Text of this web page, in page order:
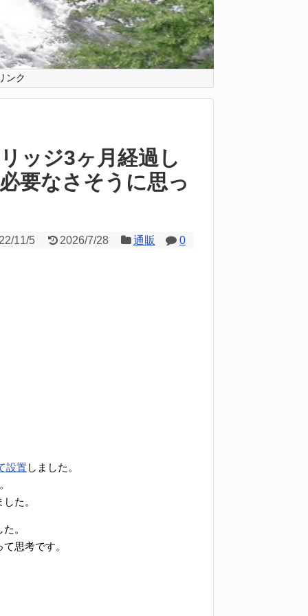
ンク
ッジ3ヶ月経過し
要なさそうに思っ
11/5 2026/7/28 通販 0
設置 しました。
た。
。
思考です。